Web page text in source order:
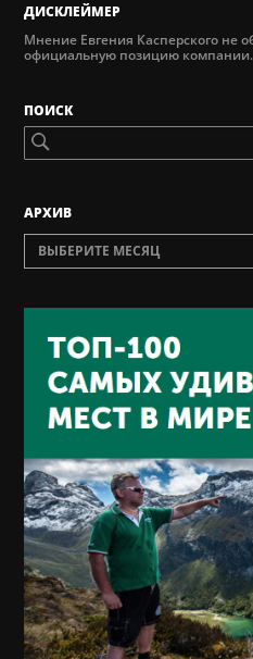
ДИСКЛЕЙМЕР
Мнение Евгения Касперского не
официальную позицию компании.
ПОИСК
AРХИВ
ВЫБЕРИТЕ МЕСЯЦ